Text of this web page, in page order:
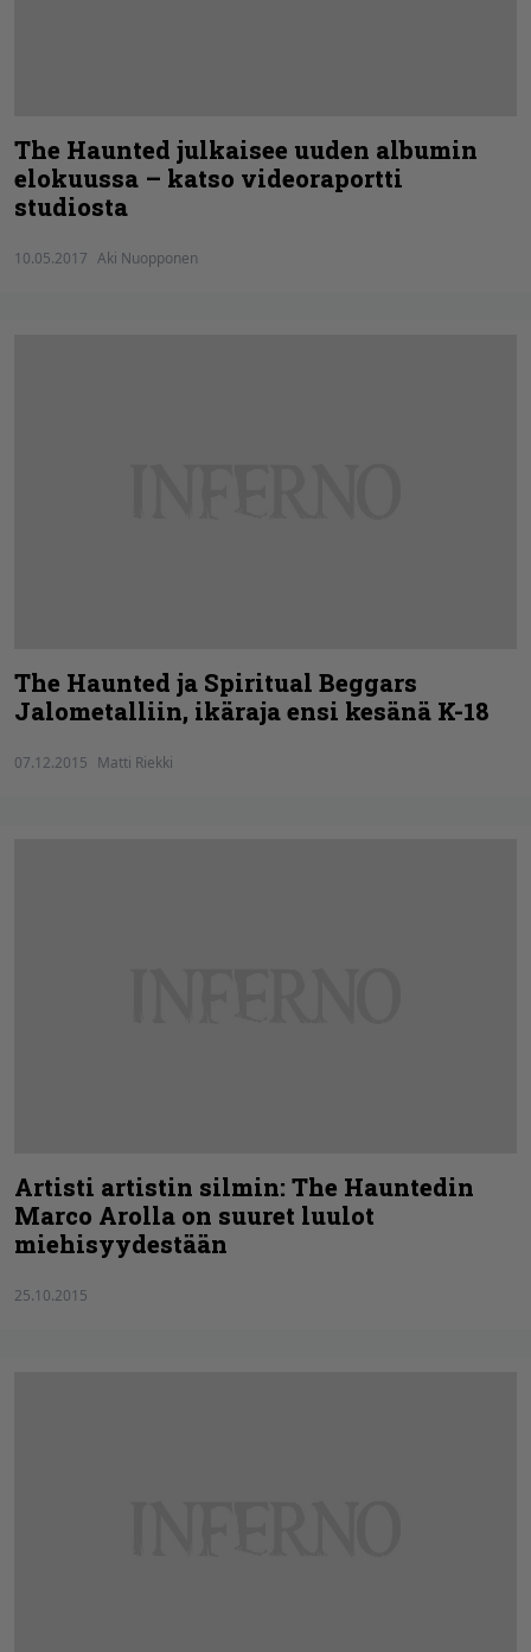
The Haunted julkaisee uuden albumin
elokuussa – katso videoraportti
studiosta
10.05.2017 Aki Nuopponen
The Haunted ja Spiritual Beggars
Jalometalliin, ikäraja ensi kesänä K-18
07.12.2015 Matti Riekki
Artisti artistin silmin: The Hauntedin
Marco Arolla on suuret luulot
miehisyydestään
25.10.2015